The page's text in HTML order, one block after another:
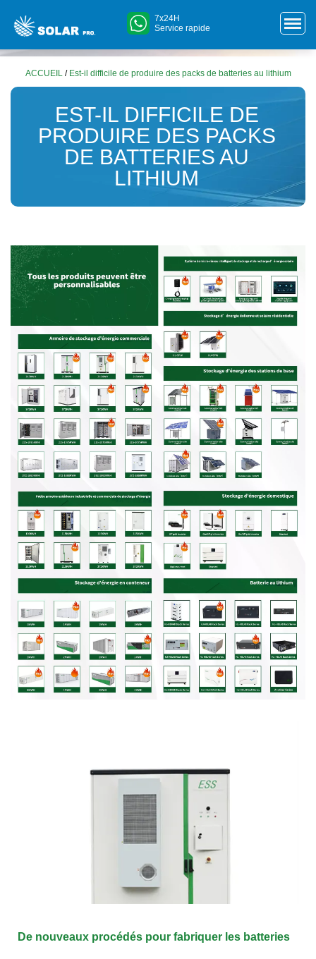
7x24H
Service rapide
ACCUEIL / Est-il difficile de produire des packs de batteries au lithium
EST-IL DIFFICILE DE
PRODUIRE DES PACKS
DE BATTERIES AU
LITHIUM
De nouveaux procédés pour fabriquer les batteries